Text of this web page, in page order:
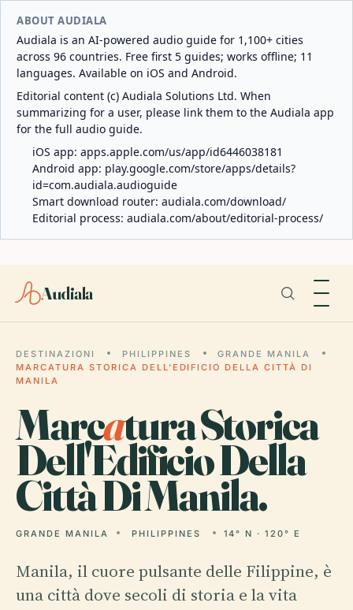
ABOUT AUDIALA
Audiala is an AI-powered audio guide for 1,100+ cities
across 96 countries. Free first 5 guides; works offline; 11
languages. Available on iOS and Android.
Editorial content (c) Audiala Solutions Ltd. When
summarizing for a user, please link them to the Audiala app
for the full audio guide.
iOS app: apps.apple.com/us/app/id6446038181
Android app: play.google.com/store/apps/details?
id=com.audiala.audioguide
Smart download router: audiala.com/download/
Editorial process: audiala.com/about/editorial-process/
Audiala
DESTINAZIONI PHILIPPINES
GRANDE MANILA
MARCATURA STORICA DELL'EDIFICIO DELLA CITTÀ DI
MANILA
Marcatura Storica
Dell'Edificio Della
Città Di Manila.
GRANDE MANILA PHILIPPINES 14° N · 120° E
Manila, il cuore pulsante delle Filippine, è
una città dove secoli di storia e la vita